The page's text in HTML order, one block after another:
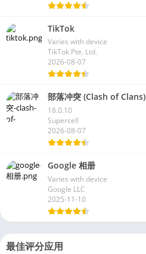
TikTok
Varies with device
TikTok Pte. Ltd.
2026-08-07
部落冲突 (Clash of Clans)
18.0.10
Supercell
2026-08-07
Google 相册
Varies with device
Google LLC
2025-11-10
最佳评分应用